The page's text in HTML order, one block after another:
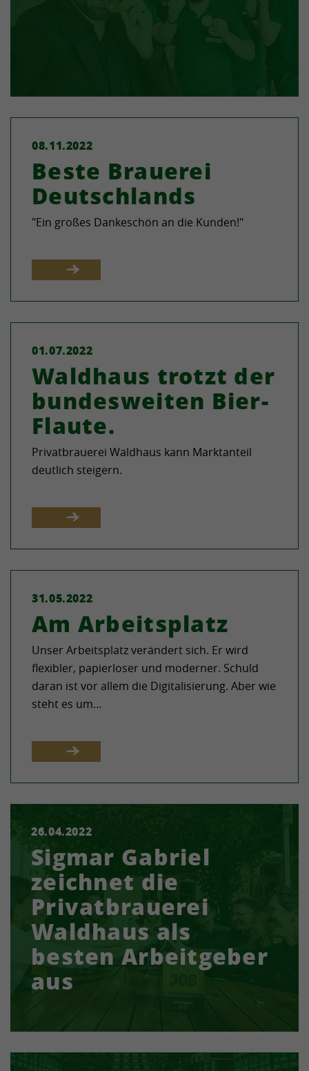
08.11.2022
Beste Brauerei
Deutschlands
"Ein großes Dankeschön an die Kunden!"
01.07.2022
Waldhaus trotzt der
bundesweiten Bier-
Flaute.
Privatbrauerei Waldhaus kann Marktanteil
deutlich steigern.
31.05.2022
Am Arbeitsplatz
Unser Arbeitsplatz verändert sich. Er wird
flexibler, papierloser und moderner. Schuld
daran ist vor allem die Digitalisierung. Aber wie
steht es um…
26.04.2022
Sigmar Gabriel
zeichnet die
Privatbrauerei
Waldhaus als
besten Arbeitgeber
aus
Die Privatbrauerei Waldhaus erhält das „Top
Job“-Siegel für herausragende
Arbeitgeberqualitäten.